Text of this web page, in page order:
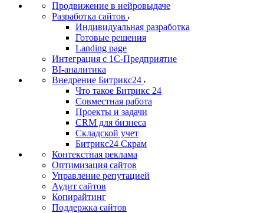
Продвижение в нейровыдаче
Разработка сайтов
Индивидуальная разработка
Готовые решения
Landing page
Интеграция с 1С-Предприятие
BI-аналитика
Внедрение Битрикс24
Что такое Битрикс 24
Совместная работа
Проекты и задачи
СRМ для бизнеса
Складской учет
Битрикс24 Скрам
Контекстная реклама
Оптимизация сайтов
Управление репутацией
Аудит сайтов
Копирайтинг
Поддержка сайтов